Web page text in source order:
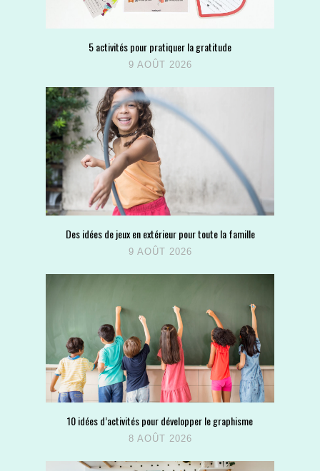
5 activités pour pratiquer la gratitude
9 AOÛT 2026
Des idées de jeux en extérieur pour toute la famille
9 AOÛT 2026
10 idées d’activités pour développer le graphisme
8 AOÛT 2026